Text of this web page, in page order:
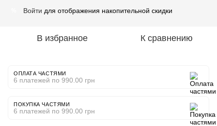
Войти для отображения накопительной скидки
В избранное К сравнению
ОПЛАТА ЧАСТЯМИ
6 платежей по 990.00 грн
ПОКУПКА ЧАСТЯМИ
6 платежей по 990.00 грн